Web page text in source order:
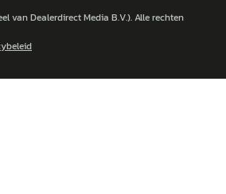
van Dealerdirect Media B.V.). Alle rechten